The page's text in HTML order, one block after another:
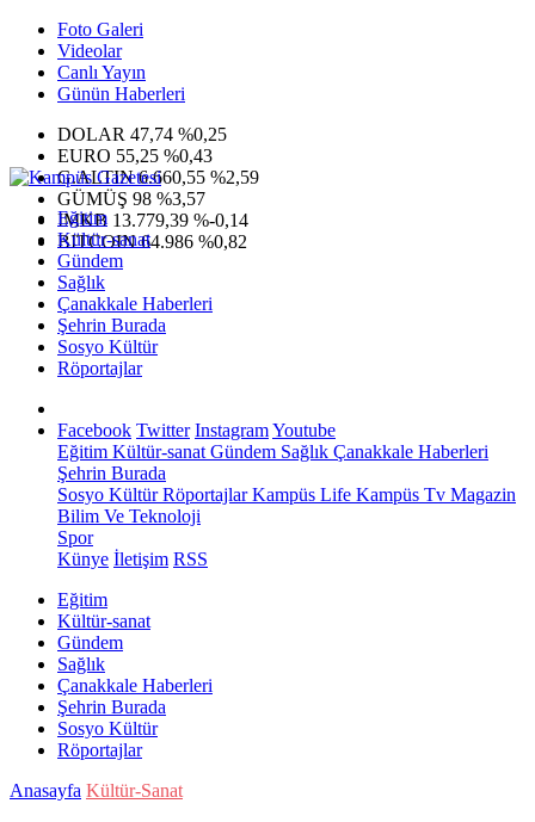
Foto Galeri
Videolar
Canlı Yayın
Günün Haberleri
DOLAR 47,74 %0,25
EURO 55,25 %0,43
G.ALTIN6.660,55 %2,59
GÜMÜŞ 98 %3,57
IMKB 13.779,39 %-0,14
BITCOIN64.986 %0,82
Eğitim
Kültür-sanat
Gündem
Sağlık
Çanakkale Haberleri
Şehrin Burada
Sosyo Kültür
Röportajlar
Facebook Twitter InstagramYoutube
Eğitim Kültür-sanat Gündem Sağlık Çanakkale Haberleri
Şehrin Burada
Sosyo KültürRöportajlarKampüs Life Kampüs Tv Magazin
Bilim Ve Teknoloji
Spor
Künye İletişim RSS
Eğitim
Kültür-sanat
Gündem
Sağlık
Çanakkale Haberleri
Şehrin Burada
Sosyo Kültür
Röportajlar
Anasayfa Kültür-Sanat